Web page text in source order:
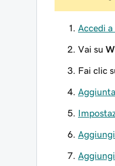
Accedi
Vai su
Fai clic